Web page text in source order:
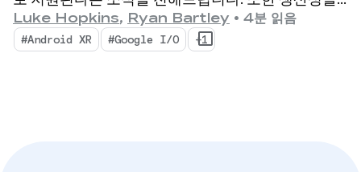
높이고 새로운 XR 기능을 지원하도록 설계된 새로운
도구인 Android XR 엔진 허브와 Android XR 상호작
용 프레임워크도 출시합니다.
Luke Hopkins, Ryan Bartley • 4분 읽음
#Android XR #Google I/O +1